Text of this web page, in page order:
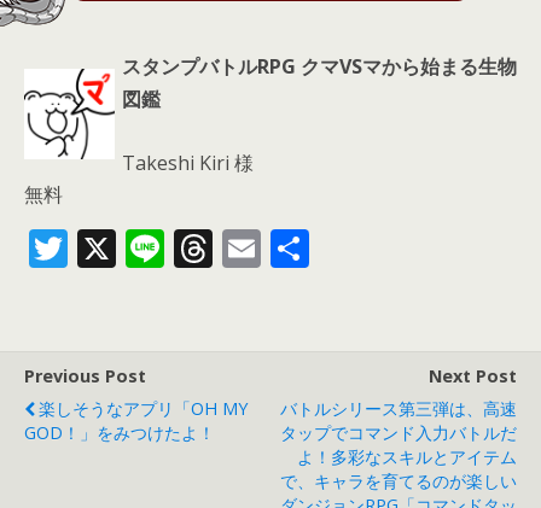
スタンプバトルRPG クマVSマから始まる生物
図鑑
Takeshi Kiri 様
無料
T
er
X Li T
d
E
Previous Post
楽しそうなアプリ「OH MY
GOD！」をみつけたよ！
Next Post
バトルシリース第三弾は、高速
タップでコマンド入力バトルだ
よ！多彩なスキルとアイテム
で、キャラを育てるのが楽しい